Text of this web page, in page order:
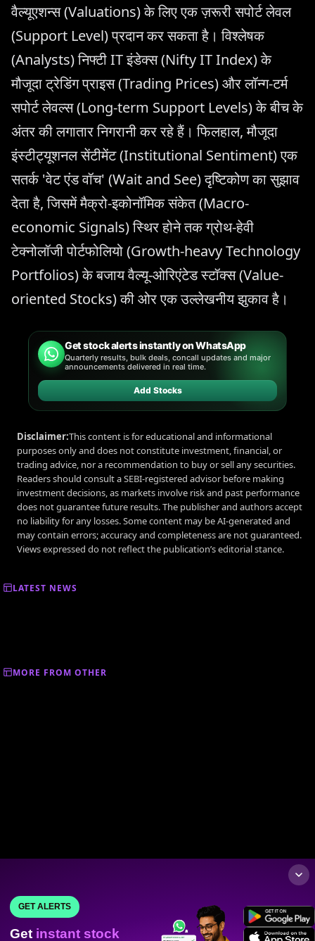
वैल्यूएशन्स (Valuations) के लिए एक ज़रूरी सपोर्ट लेवल
(Support Level) प्रदान कर सकता है। विश्लेषक
(Analysts) निफ्टी IT इंडेक्स (Nifty IT Index) के
मौजूदा ट्रेडिंग प्राइस (Trading Prices) और लॉन्ग-टर्म
सपोर्ट लेवल्स (Long-term Support Levels) के बीच के
अंतर की लगातार निगरानी कर रहे हैं। फिलहाल, मौजूदा
इंस्टीट्यूशनल सेंटीमेंट (Institutional Sentiment) एक
सतर्क 'वेट एंड वॉच' (Wait and See) दृष्टिकोण का सुझाव
देता है, जिसमें मैक्रो-इकोनॉमिक संकेत (Macro-
economic Signals) स्थिर होने तक ग्रोथ-हेवी
टेक्नोलॉजी पोर्टफोलियो (Growth-heavy Technology
Portfolios) के बजाय वैल्यू-ओरिएंटेड स्टॉक्स (Value-
oriented Stocks) की ओर एक उल्लेखनीय झुकाव है।
Get stock alerts instantly on WhatsApp
Quarterly results, bulk deals, concall updates and major
announcements delivered in real time.
Add Stocks
Disclaimer:This content is for educational and informational
purposes only and does not constitute investment, financial, or
trading advice, nor a recommendation to buy or sell any securities.
Readers should consult a SEBI-registered advisor before making
investment decisions, as markets involve risk and past performance
does not guarantee future results. The publisher and authors accept
no liability for any losses. Some content may be AI-generated and
may contain errors; accuracy and completeness are not guaranteed.
Views expressed do not reflect the publication’s editorial stance.
LATEST NEWS
MORE FROM OTHER
GET ALERTS
Get instant stock